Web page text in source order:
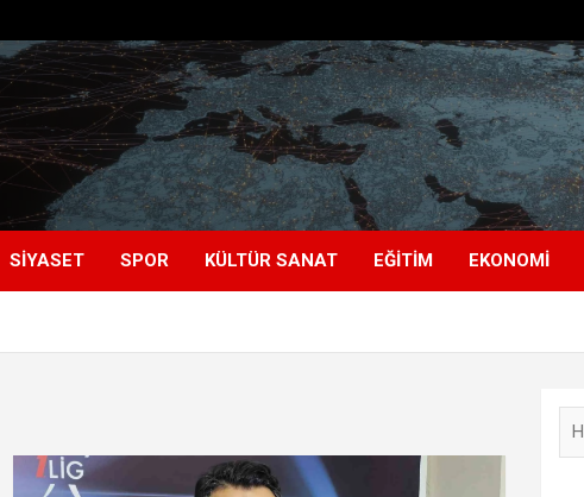
SIYASET SPOR KÜLTÜR SANAT EĞITIM EKONOMI